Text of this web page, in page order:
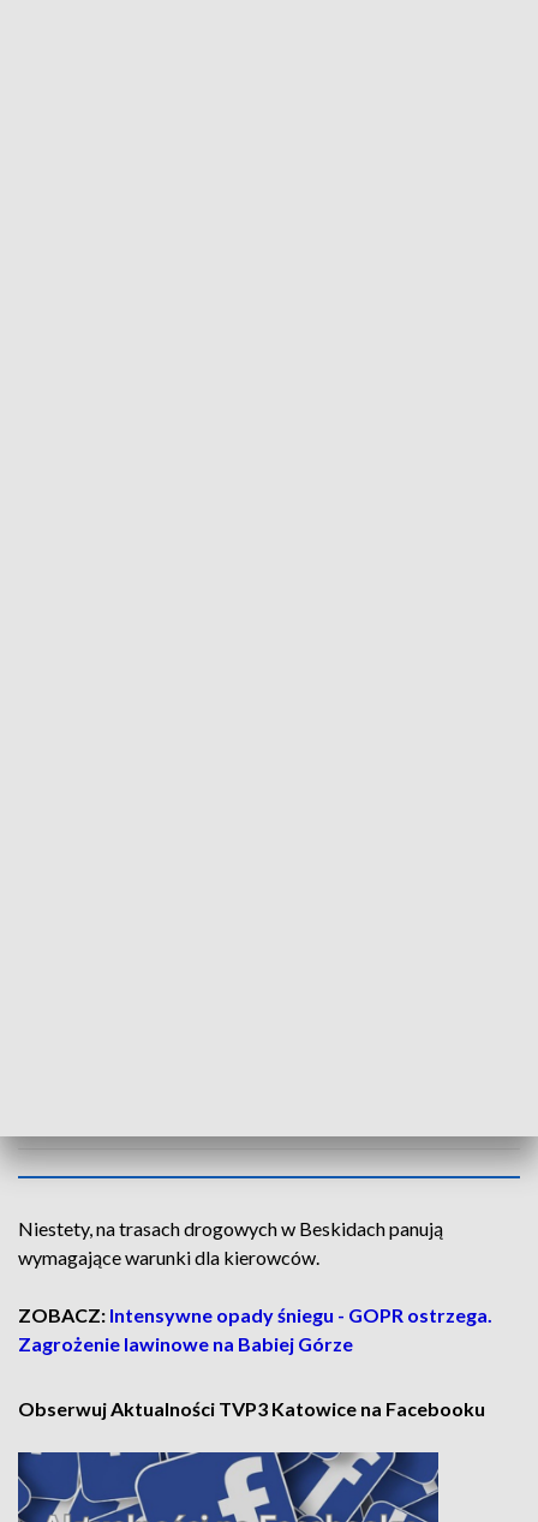
Niestety, na trasach drogowych w Beskidach panują
wymagające warunki dla kierowców.
ZOBACZ: Intensywne opady śniegu - GOPR ostrzega.
Zagrożenie lawinowe na Babiej Górze
Obserwuj Aktualności TVP3 Katowice na Facebooku